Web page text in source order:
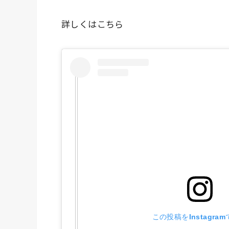
詳しくはこちら
この投稿をInstagram